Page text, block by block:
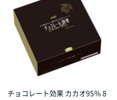
チョコレート効果 カカオ95％ 8